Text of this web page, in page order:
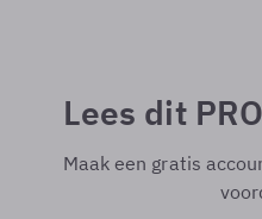
Lees dit
Maak een gratis